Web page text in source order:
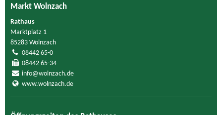
Markt Wolnzach
Rathaus
Marktplatz 1
85283 Wolnzach
08442 65-0
08442 65-34
info@wolnzach.de
www.wolnzach.de